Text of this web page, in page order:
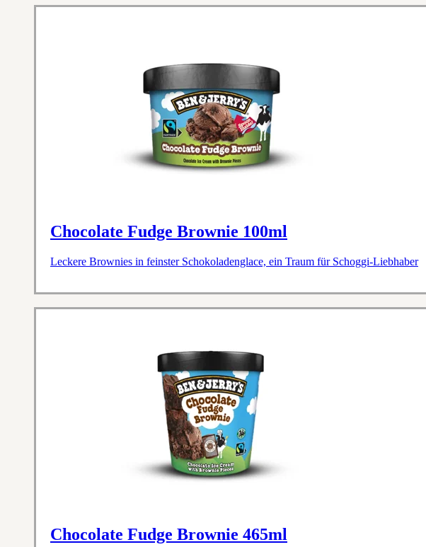
Chocolate Fudge Brownie 100ml
Leckere Brownies in feinster Schokoladenglace, ein Traum für Schoggi-Liebhaber
Chocolate Fudge Brownie 465ml